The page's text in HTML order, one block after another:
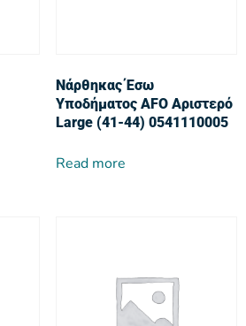
Νάρθηκας Έσω
Υποδήματος AFO Αριστερό
Large (41-44) 0541110005
Read more